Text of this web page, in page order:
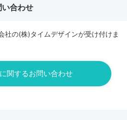
合わせ
社の(株)タイムデザインが受け付けま
関するお問い合わせ